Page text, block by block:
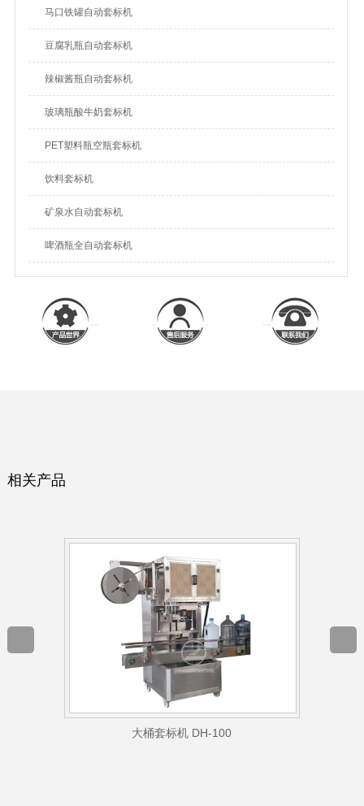
马口铁罐自动套标机
豆腐乳瓶自动套标机
辣椒酱瓶自动套标机
玻璃瓶酸牛奶套标机
PET塑料瓶空瓶套标机
饮料套标机
矿泉水自动套标机
啤酒瓶全自动套标机
相关产品
大桶套标机 DH-100